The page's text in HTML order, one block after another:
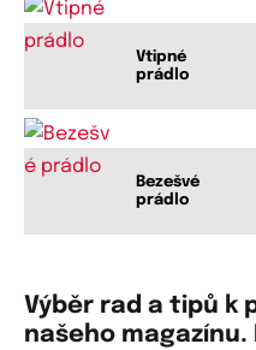
Vtipné
prádlo
Bezešvé
prádlo
Výběr rad a tipů k
našeho